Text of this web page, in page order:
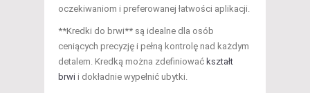
oczekiwaniom i preferowanej łatwości aplikacji.
**Kredki do brwi** są idealne dla osób
ceniących precyzję i pełną kontrolę nad każdym
detalem. Kredką można zdefiniować kształt
brwi i dokładnie wypełnić ubytki.